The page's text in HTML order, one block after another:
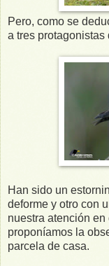
Pero, como se
a tres protagonistas
Han sido un
deforme y otro con
nuestra atención
proponíamos la
parcela de casa.